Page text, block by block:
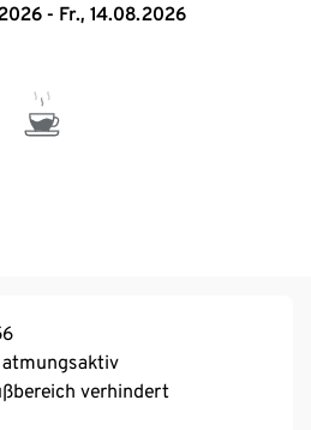
- Fr., 14.08.2026
verhindert